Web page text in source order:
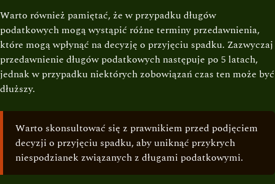
Warto również pamiętać, że w przypadku długów
podatkowych mogą wystąpić różne terminy przedawnienia,
które mogą wpłynąć na decyzję o przyjęciu spadku. Zazwyczaj
przedawnienie długów podatkowych następuje po 5 latach,
jednak w przypadku niektórych zobowiązań czas ten może być
dłuższy.
Warto skonsultować się z prawnikiem przed podjęciem
decyzji o przyjęciu spadku, aby uniknąć przykrych
niespodzianek związanych z długami podatkowymi.